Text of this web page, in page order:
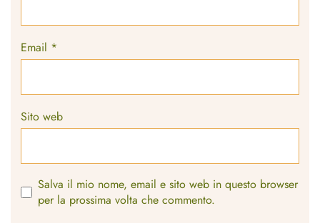
Email *
Sito web
Salva il mio nome, email e sito web in questo browser
per la prossima volta che commento.